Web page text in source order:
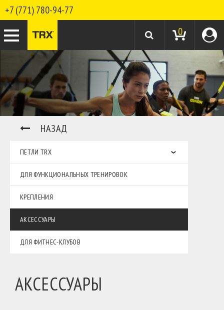
+7 (771) 780-94-77
0
НАЗАД
ПЕТЛИ TRX
ДЛЯ ФУНКЦИОНАЛЬНЫХ ТРЕНИРОВОК
КРЕПЛЕНИЯ
АКСЕССУАРЫ
ДЛЯ ФИТНЕС-КЛУБОВ
АКСЕССУАРЫ